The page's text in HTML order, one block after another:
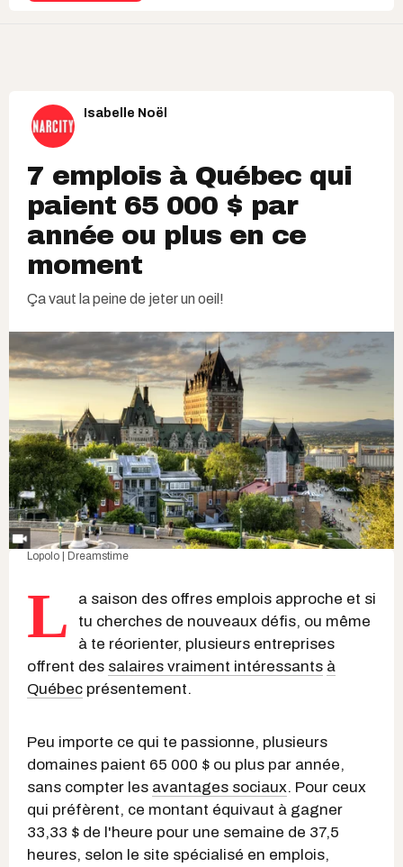
Isabelle Noël
7 emplois à Québec qui
paient 65 000 $ par
année ou plus en ce
moment
Ça vaut la peine de jeter un oeil!
Lopolo | Dreamstime
L
a saison des offres emplois approche et si
tu cherches de nouveaux défis, ou même
à te réorienter, plusieurs entreprises
offrent des salaires vraiment intéressants à
Québec présentement.
Peu importe ce qui te passionne, plusieurs
domaines paient 65 000 $ ou plus par année,
sans compter les avantages sociaux. Pour ceux
qui préfèrent, ce montant équivaut à gagner
33,33 $ de l'heure pour une semaine de 37,5
heures, selon le site spécialisé en emplois,